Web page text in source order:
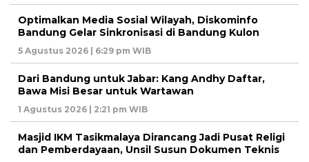
Optimalkan Media Sosial Wilayah, Diskominfo
Bandung Gelar Sinkronisasi di Bandung Kulon
5 Agustus 2026 | 6:29 pm WIB
Dari Bandung untuk Jabar: Kang Andhy Daftar,
Bawa Misi Besar untuk Wartawan
1 Agustus 2026 | 2:21 pm WIB
Masjid IKM Tasikmalaya Dirancang Jadi Pusat Religi
dan Pemberdayaan, Unsil Susun Dokumen Teknis